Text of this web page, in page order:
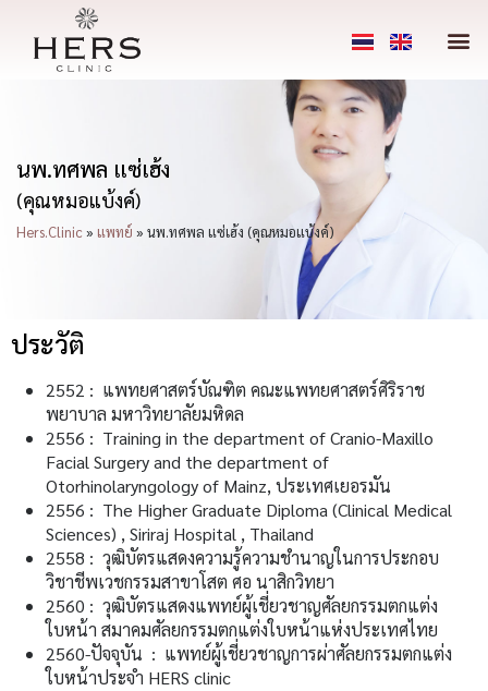
นพ.ทศพล แซ่เฮ้ง
(คุณหมอแบ้งค์)
Hers.Clinic » แพทย์ » นพ.ทศพล แซ่เฮ้ง (คุณหมอแบ้งค์)
ประวัติ
2552 : แพทยศาสตร์บัณฑิต คณะแพทยศาสตร์ศิริราช
พยาบาล มหาวิทยาลัยมหิดล
2556 : Training in the department of Cranio-Maxillo
Facial Surgery and the department of
Otorhinolaryngology of Mainz, ประเทศเยอรมัน
2556 : The Higher Graduate Diploma (Clinical Medical
Sciences) , Siriraj Hospital , Thailand
2558 : วุฒิบัตรแสดงความรู้ความชำนาญในการประกอบ
วิชาชีพเวชกรรมสาขาโสต ศอ นาสิกวิทยา
2560 : วุฒิบัตรแสดงแพทย์ผู้เชี่ยวชาญศัลยกรรมตกแต่ง
ใบหน้า สมาคมศัลยกรรมตกแต่งใบหน้าแห่งประเทศไทย
2560-ปัจจุบัน : แพทย์ผู้เชี่ยวชาญการผ่าศัลยกรรมตกแต่ง
ใบหน้าประจำ HERS clinic